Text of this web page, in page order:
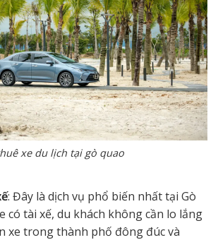
xe du lịch tại gò quao
: Đây là dịch vụ phổ biến nhất tại Gò
có tài xế, du khách không cần lo lắng
xe trong thành phố đông đúc và